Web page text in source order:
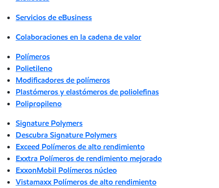
Servicios de eBusiness
Colaboraciones en la cadena de valor
Polímeros
Polietileno
Modificadores de polímeros
Plastómeros y elastómeros de poliolefinas
Polipropileno
Signature Polymers
Descubra Signature Polymers
Exceed Polímeros de alto rendimiento
Exxtra Polímeros de rendimiento mejorado
ExxonMobil Polímeros núcleo
Vistamaxx Polímeros de alto rendimiento